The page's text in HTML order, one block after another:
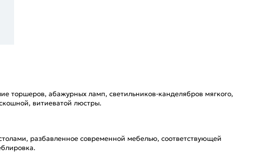
торшеров, абажурных ламп, светильников-канделябров мягкого,
витиеватой люстры.
разбавленное современной мебелью, соответствующей